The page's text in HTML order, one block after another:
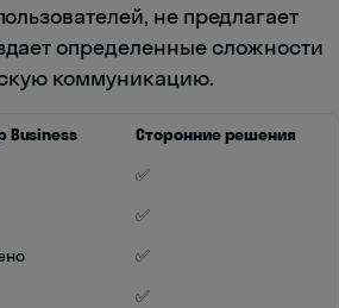
не предлагает
определенные сложности
коммуникацию.
Business
Сторонние решения
✅
✅
✅
✅